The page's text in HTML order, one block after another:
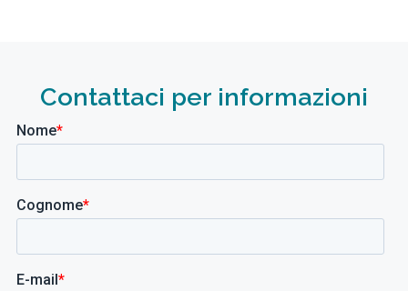
Contattaci per informazioni